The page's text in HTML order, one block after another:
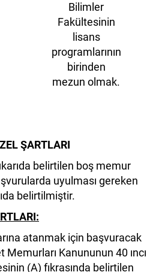
Bilimler
Fakültesinin
lisans
programlarının
birinden
mezun olmak.
ŞARTLARI
belirtilen boş memur
uyulması gereken
belirtilmiştir.
atanmak için başvuracak
Memurları Kanununun 40 ıncı
(A) fıkrasında belirtilen